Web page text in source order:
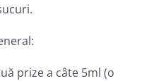
prize a câte 5ml (o